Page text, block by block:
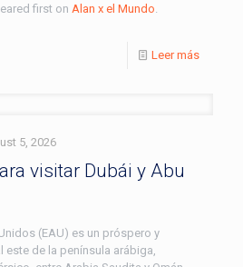
first on Alan x el Mundo
Leer más
5, 2026
visitar Dubái y Abu
(EAU) es un próspero y
de la península arábiga,